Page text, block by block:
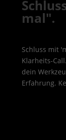
mal".
Schluss mit
Klarheits-
dein
Erfahrung.